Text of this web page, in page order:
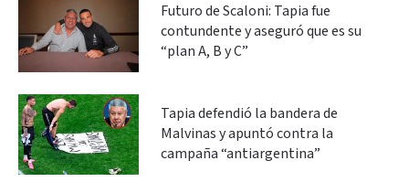
Futuro de Scaloni: Tapia fue
contundente y aseguró que es su
“plan A, B y C”
Tapia defendió la bandera de
Malvinas y apuntó contra la
campaña “antiargentina”